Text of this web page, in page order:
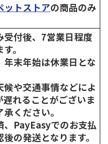
ットストアの商品のみ
受付後、7営業日程度
。
末年始は休業日とな
や交通事情などによ
遅れることがございま
ください。
PayEasyでのお支払
の発送となります。